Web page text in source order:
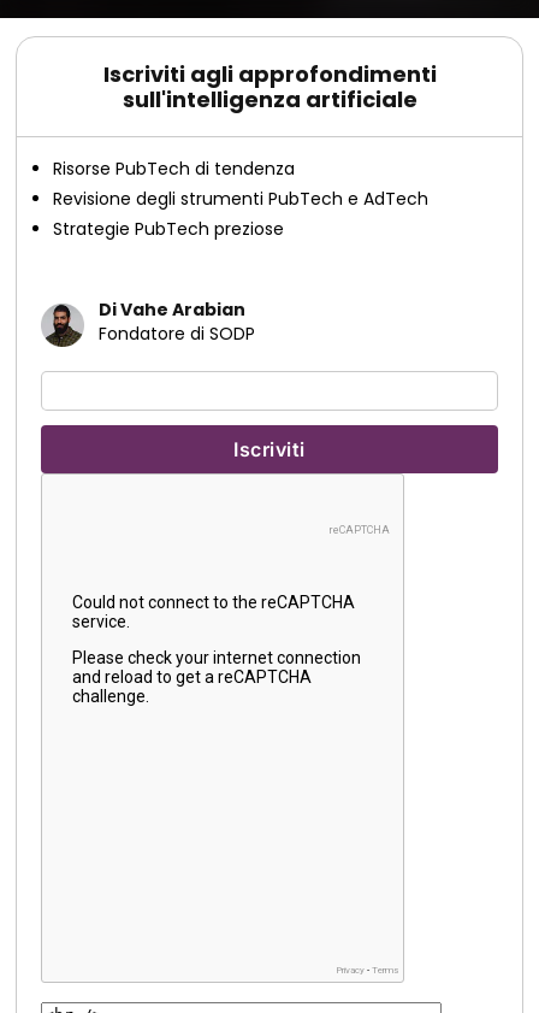
Iscriviti agli approfondimenti
sull'intelligenza artificiale
Risorse PubTech di tendenza
Revisione degli strumenti PubTech e AdTech
Strategie PubTech preziose
Di Vahe Arabian
Fondatore di SODP